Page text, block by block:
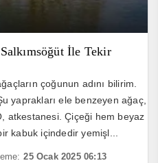
İle Tekir
çoğunun adını bilirim.
yaprakları ele benzeyen ağaç,
atkestanesi. Çiçeği hem beyaz
kabuk içindedir yemişl...
25 Ocak 2025 06:13